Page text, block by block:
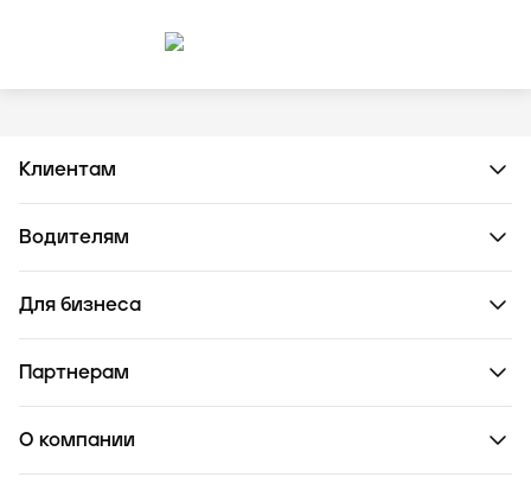
Клиентам
Водителям
Для бизнеса
Партнерам
О компании